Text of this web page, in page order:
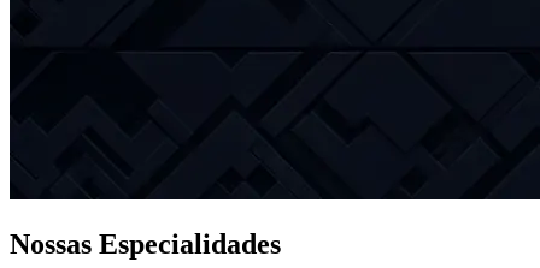
Nossas Especialidades